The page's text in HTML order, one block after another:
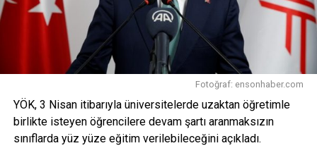
KAÇIRMAYIN
Anayasa Mahkemesi’nden CHP’ye ret
bulunarak, “Bilim insanlarımıza, araştırmacılarımıza ve
öğrencilerimize sunduğumuz TÜBİTAK burslarını artırdık.
Türkiye’yi dünyada en üst sıralara taşıyacak, bu ülkenin
aydınlık geleceğini inşa edecek araştırmacı insan
kaynağımıza yönelik desteklerimizi sürdüreceğiz. Milli
Teknoloji Hamlesi hedeflerimizi yetişmiş insan
kaynağımızla gerçekleştireceğiz” dedi.
Kaynak: trthaber.com4
Fotoğraf: ensonhaber.com
YÖK, 3 Nisan itibarıyla üniversitelerde uzaktan öğretimle
birlikte isteyen öğrencilere devam şartı aranmaksızın
sınıflarda yüz yüze eğitim verilebileceğini açıkladı.